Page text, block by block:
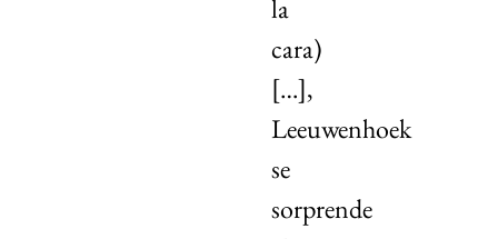
la
cara)
[…],
Leeuwenhoek
se
sorprende